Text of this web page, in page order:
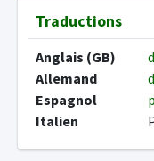
Traductions
Anglais (GB)
Allemand
Espagnol
Italien